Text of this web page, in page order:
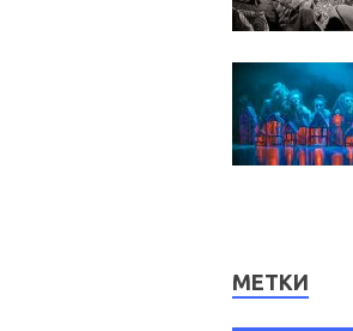
МЕТКИ